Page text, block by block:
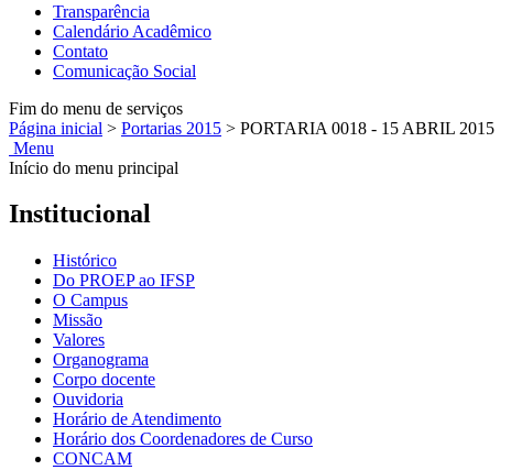
Transparência
Calendário Acadêmico
Contato
Comunicação Social
Fim do menu de serviços
Página inicial > Portarias 2015 > PORTARIA 0018 - 15 ABRIL 2015
Menu
Início do menu principal
Institucional
Histórico
Do PROEP ao IFSP
O Campus
Missão
Valores
Organograma
Corpo docente
Ouvidoria
Horário de Atendimento
Horário dos Coordenadores de Curso
CONCAM